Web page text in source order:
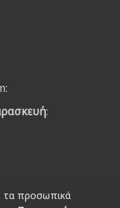
:
τα προσωπικά